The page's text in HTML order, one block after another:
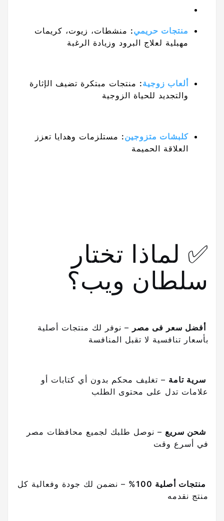
منتجات حريمي: منشطات، زيوت، كريمات
مهبلية لعلاج البرود وزيادة الرغبة
ألعاب زوجية: منتجات مبتكرة تضيف الإثارة
والتجديد للحياة الزوجية
كلبشات متزوجين: مستلزمات وهدايا تعزز
العلاقة الحميمة
✅ لماذا تختار
سلطان ويب؟
أفضل سعر فى مصر – نوفر لك منتجات أصلية
بأسعار تنافسية لا تقبل المنافسة
سرية تامة – تغليف محكم بدون أي كتابات أو
علامات تدل على محتوى الطلب
شحن سريع – نوصل طلبك لجميع محافظات مصر
في أسرع وقت
منتجات أصلية 100%
– نضمن لك جودة وفعالية كل
منتج نقدمه